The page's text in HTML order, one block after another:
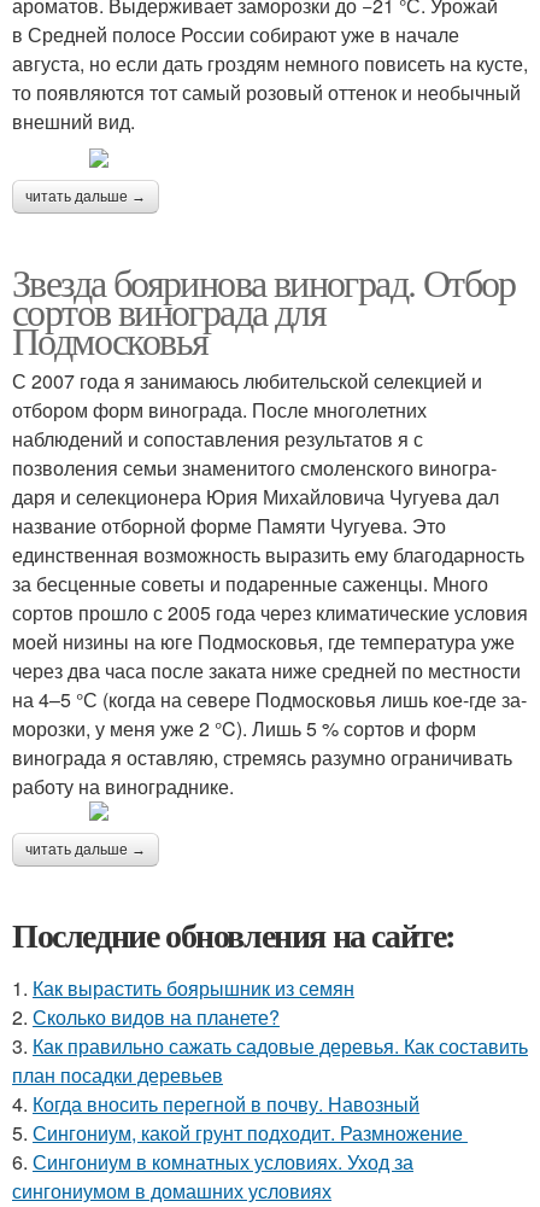
ароматов. Выдерживает заморозки до −21 °С. Урожай
в Средней полосе России собирают уже в начале
августа, но если дать гроздям немного повисеть на кусте,
то появляются тот самый розовый оттенок и необычный
внешний вид.
читать дальше →
Звезда бояринова виноград. Отбор
сортов винограда для
Подмосковья
С 2007 года я занимаюсь любительской селекцией и
отбором форм винограда. После многолетних
наблюдений и сопо­ставления результатов я с
позволения се­мьи знаменитого смоленского виногра­
даря и селекционера Юрия Михайловича Чугуева дал
название отборной форме Памяти Чугуева. Это
единственная воз­можность выразить ему благодарность
за бесценные советы и подаренные са­женцы. Много
сортов прошло с 2005 года через климатические условия
моей низи­ны на юге Подмосковья, где температу­ра уже
через два часа после заката ниже средней по местности
на 4–5 °С (когда на севере Подмосковья лишь кое­-где за­
морозки, у меня уже ­2 °C). Лишь 5 % сортов и форм
винограда я оставляю, стремясь разумно ограничивать
работу на винограднике.
читать дальше →
Последние обновления на сайте:
1. Как вырастить боярышник из семян
2. Сколько видов на планете?
3. Как правильно сажать садовые деревья. Как составить
план посадки деревьев
4. Когда вносить перегной в почву. Навозный
5. Сингониум, какой грунт подходит. Размножение
6. Сингониум в комнатных условиях. Уход за
сингониумом в домашних условиях